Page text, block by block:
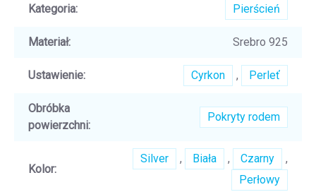
Kategoria: Pierścień
Materiał: Srebro 925
Ustawienie: Cyrkon , Perleť
Obróbka
powierzchni:
Pokryty rodem
Kolor:
Silver , Biała , Czarny
,
Perłowy